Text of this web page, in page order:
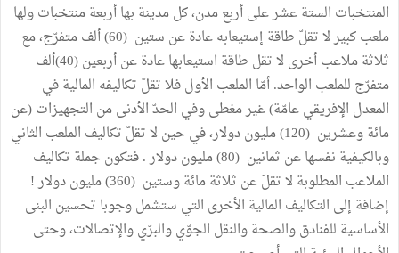
المنتخبات الستة عشر على أربع مدن، كل مدينة بها أربعة منتخبات ولها
ملعب كبير لا تقلّ طاقة إستيعابه عادة عن ستين (60) ألف متفرّج، مع
ثلاثة ملاعب أخرى لا تقل طاقة استيعابها عادة عن أربعين (40)ألف
متفرّج للملعب الواحد. أمّا الملعب الأول فلا تقلّ تكاليفه المالية في
المعدل الإفريقي عامّة) غير مغطى وفي الحدّ الأدنى من التجهيزات (عن
مائة وعشرين (120) مليون دولار، في حين لا تقلّ تكاليف الملعب الثاني
وبالكيفية نفسها عن ثمانين (80) مليون دولار . فتكون جملة تكاليف
الملاعب المطلوبة لا تقلّ عن ثلاثة مائة وستين (360) مليون دولار !
إضافة إلى التكاليف المالية الأخرى التي ستشمل وجوبا تحسين البنى
الأساسية للفنادق والصحة والنقل الجوّي والبرّي والإتصالات، وحتى